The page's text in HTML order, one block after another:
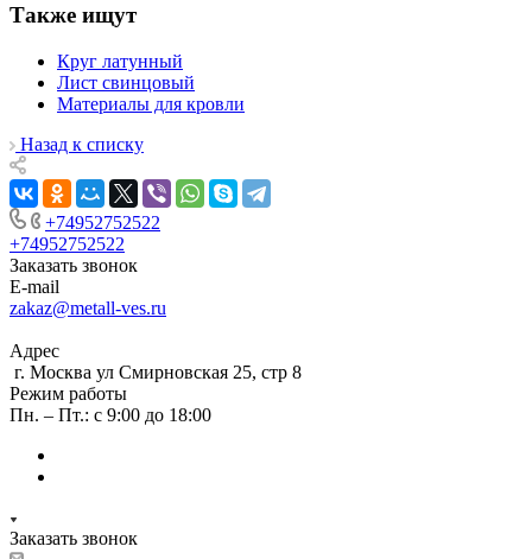
Также ищут
Круг латунный
Лист свинцовый
Материалы для кровли
Назад к списку
+74952752522
+74952752522
Заказать звонок
E-mail
zakaz@metall-ves.ru
Адрес
г. Москва ул Смирновская 25, стр 8
Режим работы
Пн. – Пт.: с 9:00 до 18:00
Заказать звонок